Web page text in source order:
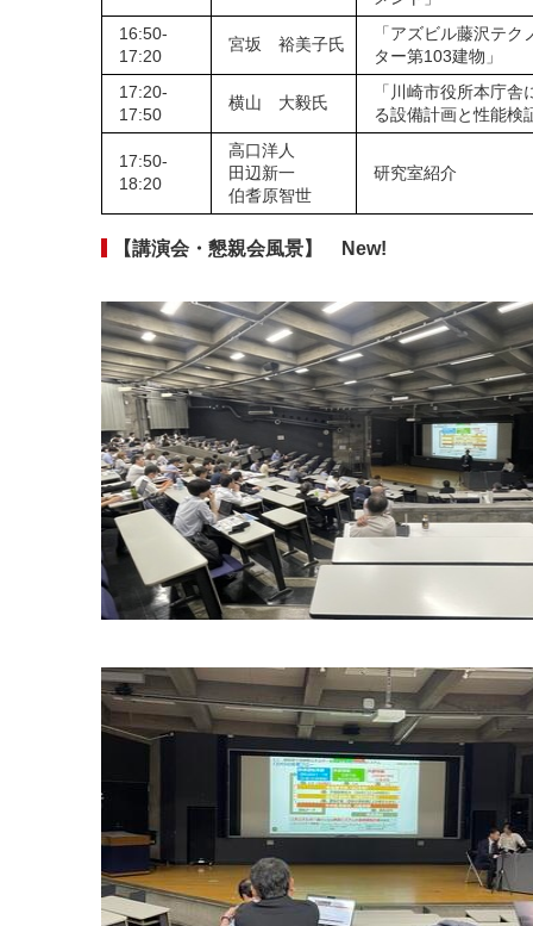
16:50-
17:20
宮坂 裕美子氏
「アズビル藤沢テク
ター第103建物」
17:20-
17:50
横山 大毅氏
「川崎市役所本庁舎
る設備計画と性能検
17:50-
18:20
高口洋人
田辺新一
伯耆原智世
研究室紹介
【講演会・懇親会風景】 New!